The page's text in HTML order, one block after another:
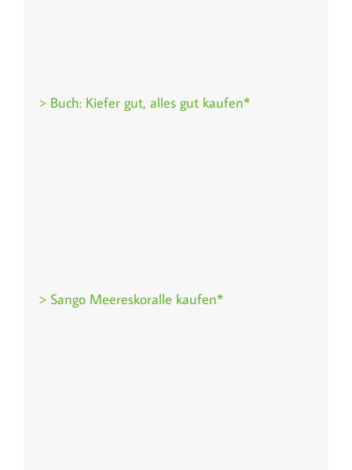
> Buch: Kiefer gut, alles gut kaufen*
> Sango Meereskoralle kaufen*